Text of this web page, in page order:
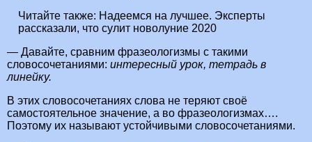
Читайте также: Надеемся на лучшее. Эксперты
рассказали, что сулит новолуние 2020
— Давайте, сравним фразеологизмы с такими
словосочетаниями: интересный урок, тетрадь в
линейку.
В этих словосочетаниях слова не теряют своё
самостоятельное значение, а во фразеологизмах….
Поэтому их называют устойчивыми словосочетаниями.